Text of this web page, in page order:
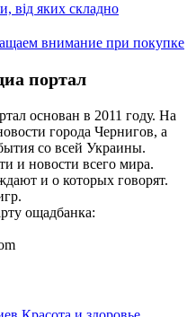
від яких складно
внимание при покупке
портал
основан в 2011 году. На
города Чернигов, а
со всей Украины.
и новости всего мира.
и о которых говорят.
ощадбанка: